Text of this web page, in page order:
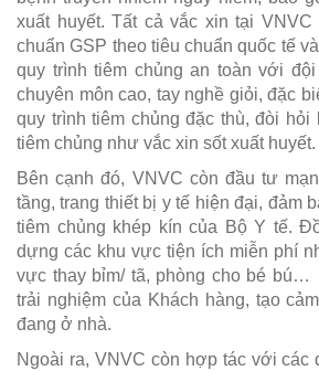
xuất huyết. Tất cả vắc xin tại
chuẩn GSP theo tiêu chuẩn quốc tế
quy trình tiêm chủng an toàn với
chuyên môn cao, tay nghề giỏi, đặc
quy trình tiêm chủng đặc thù, đòi hỏi
tiêm chủng như vắc xin sốt xuất huyết.
Bên cạnh đó, VNVC còn đầu tư
tầng, trang thiết bị y tế hiện đại, đảm
tiêm chủng khép kín của Bộ Y tế.
dựng các khu vực tiện ích miễn phí
vực thay bỉm/ tã, phòng cho bé bú…
trải nghiệm của Khách hàng, tạo
đang ở nhà.
Ngoài ra, VNVC còn hợp tác với các